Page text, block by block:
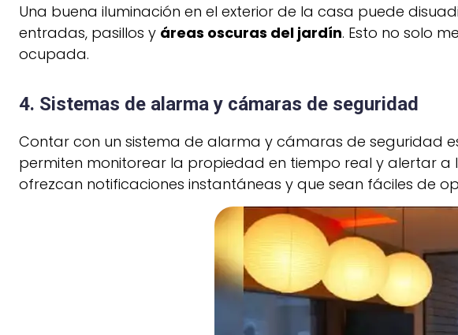
Una buena iluminación en el exterior de la casa puede
entradas, pasillos y áreas oscuras del jardín. Esto no solo
ocupada.
4. Sistemas de alarma y cámaras de seguridad
Contar con un sistema de alarma y cámaras de seguridad
permiten monitorear la propiedad en tiempo real y alertar a
ofrezcan notificaciones instantáneas y que sean fáciles de